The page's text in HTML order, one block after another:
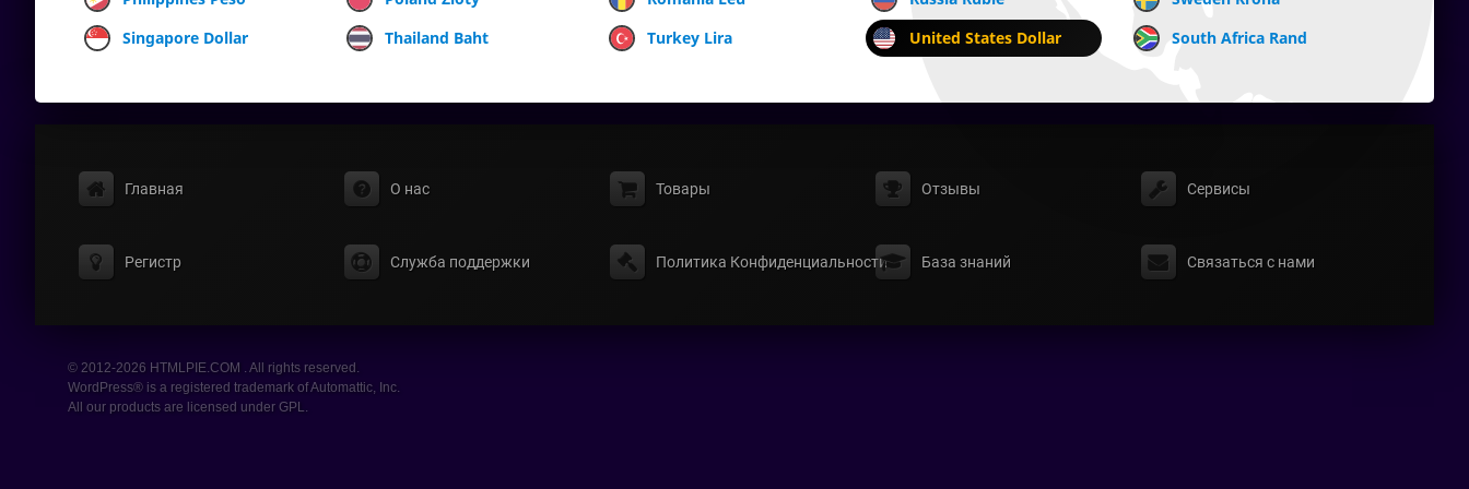
Singapore Dollar
Thailand Baht Turkey Lira United States Dollar South Africa Rand
Главная О нас Товары Отзывы Сервисы
Регистр Служба поддержки Политика Конфиденциальности База знаний Связаться с нами
© 2012-2026 HTMLPIE.COM . All rights reserved.
WordPress® is a registered trademark of Automattic, Inc.
All our products are licensed under GPL.